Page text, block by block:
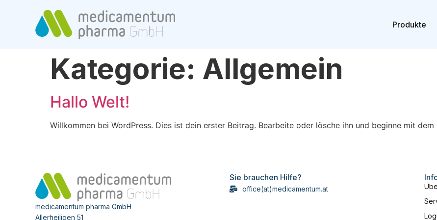
Produkte
Kategorie: Allgemein
Hallo Welt!
Willkommen bei WordPress. Dies ist dein erster Beitrag. Bearbeite oder lösche ihn und beginne mit dem
medicamentum pharma GmbH
Allerheiligen 51
Sie brauchen Hilfe?
office(at)medicamentum.at